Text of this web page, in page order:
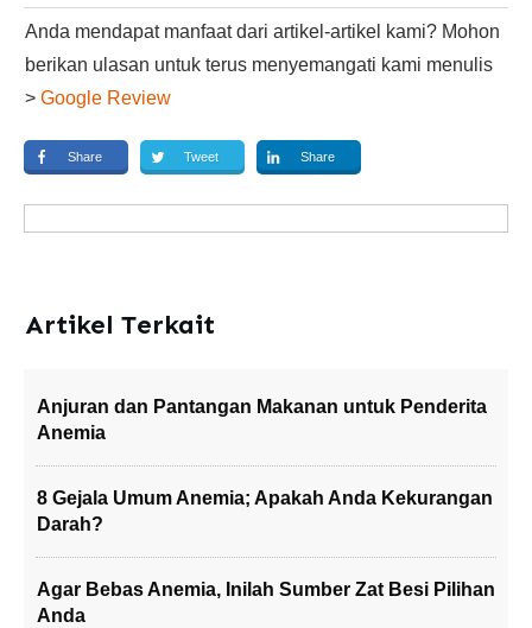
Anda mendapat manfaat dari artikel-artikel kami? Mohon
berikan ulasan untuk terus menyemangati kami menulis
> Google Review
Share Tweet Share
Artikel Terkait
Anjuran dan Pantangan Makanan untuk Penderita
Anemia
8 Gejala Umum Anemia; Apakah Anda Kekurangan
Darah?
Agar Bebas Anemia, Inilah Sumber Zat Besi Pilihan
Anda